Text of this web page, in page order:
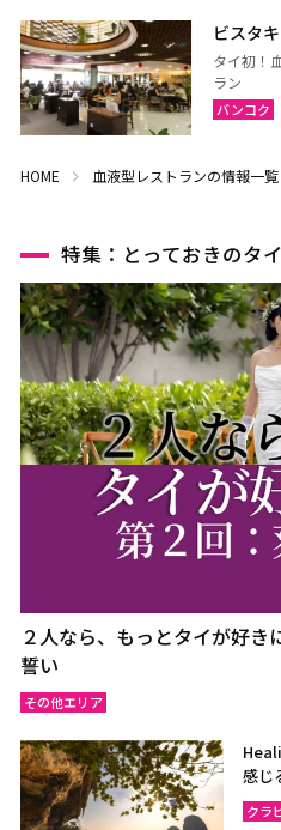
ランプーン
ターク
ピッサヌローク
ナーン
プレー
ウタイターニー
ウドーンターニー
ナコーンラーチャシーマー
（コラート）
カラシン
サコンナコーン
ノーンカーイ
ローイエット
ブリーラム
シーサケート
北イサーン
ビスタ
タイ初！
ラン
バンコク
HOME 血液型レストランの情報一覧
特集：とっておきのタ
２人なら、もっとタイが好き
誓い
その他エリア
感じ
クラ